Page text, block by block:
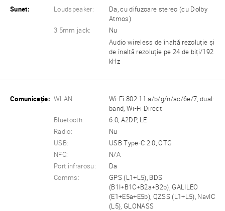
Sunet: Loudspeaker:
Da, cu difuzoare stereo (cu Dolby
Atmos)
3.5mm jack:
Nu
Audio wireless de înaltă rezoluție și
de înaltă rezoluție pe 24 de biți/192
kHz
Comunicație: WLAN:
Wi-Fi 802.11 a/b/g/n/ac/6e/7, dual-
band, Wi-Fi Direct
Bluetooth:
6.0, A2DP, LE
Radio:
Nu
USB:
USB Type-C 2.0, OTG
NFC:
N/A
Port infrarosu:
Da
Comms:
GPS (L1+L5), BDS
(B1I+B1C+B2a+B2b), GALILEO
(E1+E5a+E5b), QZSS (L1+L5), NavIC
(L5), GLONASS